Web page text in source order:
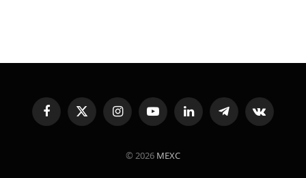
FacebookX
(Twitter)
InstagramYouTubeLinkedInTelegramVKontakte
© 2026 MEXC